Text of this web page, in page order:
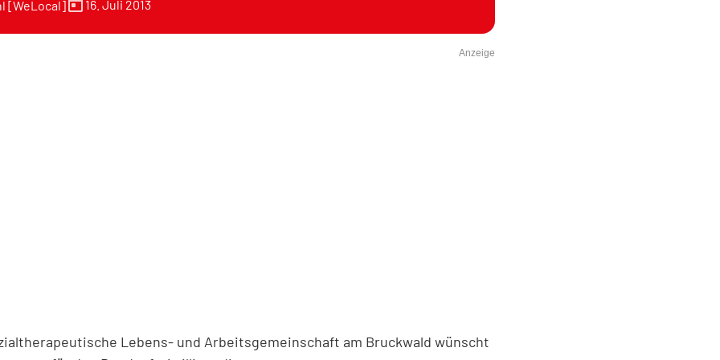
[WeLocal]today 16. Juli 2013
Anzeige
Lebens- und Arbeitsgemeinschaft am Bruckwald wünscht